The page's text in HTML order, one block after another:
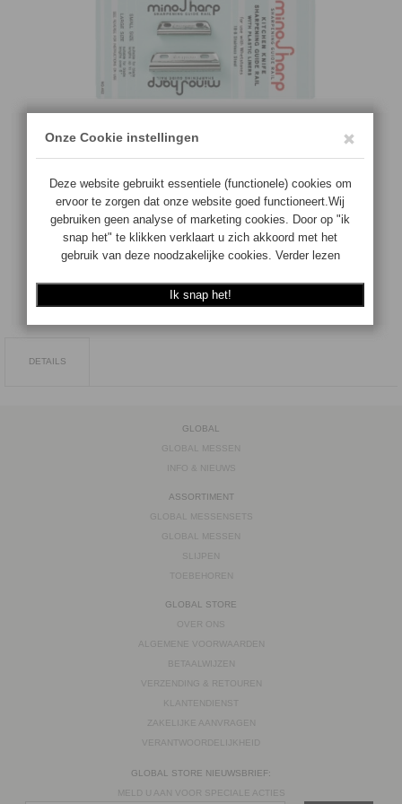
€ 12.50
Aantal:
Levertijd 5-10 Dagen
TOEVOEGEN
DETAILS
GLOBAL
GLOBAL MESSEN
INFO & NIEUWS
ASSORTIMENT
GLOBAL MESSENSETS
GLOBAL MESSEN
SLIJPEN
TOEBEHOREN
GLOBAL STORE
OVER ONS
ALGEMENE VOORWAARDEN
BETAALWIJZEN
VERZENDING & RETOUREN
KLANTENDIENST
ZAKELIJKE AANVRAGEN
VERANTWOORDELIJKHEID
GLOBAL STORE NIEUWSBRIEF:
MELD U AAN VOOR SPECIALE ACTIES